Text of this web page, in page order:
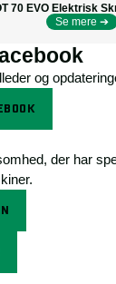
70 EVO Elektrisk
Se mere ➔
og
der har